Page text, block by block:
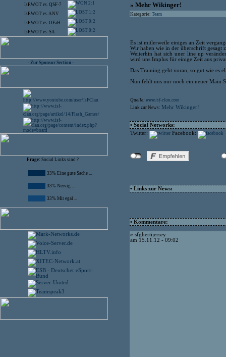
IsF.WOT vs. QSF-7 2:1
IsF.WOT vs.ANV 1:2
IsF.WOT vs. OFaH 0:2
IsF.WOT vs. SA 0:2
- Zur Sponsor Section -
Frage: Social Links sind ?
33% Eine gute Sache ...
33% Nervig ...
33% Mir egal ...
» Mehr Wikinger!
Kategorie: Team
Es ist mitlerweile einiges an Zeit
Wir haben wie in der überschrift gesagt
Weiterhin hat sich uner line up
wird uns Implus für einige Zeit aus
Das Training geht voran, so gut wie es
Nun fehlt uns nur noch ein neuer Main
Quelle: www.isf-clan.com
Link zur News: Mehr Wikinger!
• Social Networks:
Twitter:
Facebook:
• Links zur News:
• Kommentare:
» sfghertijersey
am 15.11.12 - 09:02